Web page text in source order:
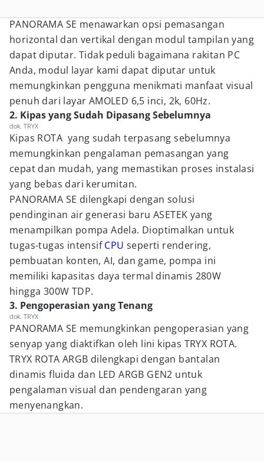
PANORAMA SE menawarkan opsi pemasangan
horizontal dan vertikal dengan modul tampilan yang
dapat diputar. Tidak peduli bagaimana rakitan PC
Anda, modul layar kami dapat diputar untuk
memungkinkan pengguna menikmati manfaat visual
penuh dari layar AMOLED 6,5 inci, 2k, 60Hz.
2. Kipas yang Sudah Dipasang Sebelumnya
dok. TRYX
Kipas ROTA yang sudah terpasang sebelumnya
memungkinkan pengalaman pemasangan yang
cepat dan mudah, yang memastikan proses instalasi
yang bebas dari kerumitan.
PANORAMA SE dilengkapi dengan solusi
pendinginan air generasi baru ASETEK yang
menampilkan pompa Adela. Dioptimalkan untuk
tugas-tugas intensifCPU seperti rendering,
pembuatan konten, AI, dan game, pompa ini
memiliki kapasitas daya termal dinamis 280W
hingga 300W TDP.
3. Pengoperasian yang Tenang
dok. TRYX
PANORAMA SE memungkinkan pengoperasian yang
senyap yang diaktifkan oleh lini kipas TRYX ROTA.
TRYX ROTA ARGB dilengkapi dengan bantalan
dinamis fluida dan LED ARGB GEN2 untuk
pengalaman visual dan pendengaran yang
menyenangkan.